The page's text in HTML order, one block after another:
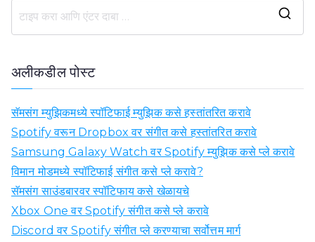
अलीकडील पोस्ट
सॅमसंग म्युझिकमध्ये स्पॉटिफाई म्युझिक कसे हस्तांतरित करावे
Spotify वरून Dropbox वर संगीत कसे हस्तांतरित करावे
Samsung Galaxy Watch वर Spotify म्युझिक कसे प्ले करावे
विमान मोडमध्ये स्पॉटिफाई संगीत कसे प्ले करावे?
सॅमसंग साउंडबारवर स्पॉटिफाय कसे खेळायचे
Xbox One वर Spotify संगीत कसे प्ले करावे
Discord वर Spotify संगीत प्ले करण्याचा सर्वोत्तम मार्ग